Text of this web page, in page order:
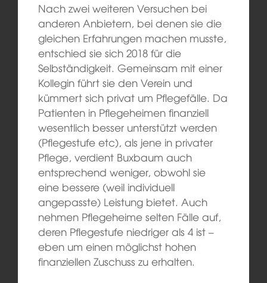
Nach zwei weiteren Versuchen bei
anderen Anbietern, bei denen sie die
gleichen Erfahrungen machen musste,
entschied sie sich 2018 für die
Selbständigkeit. Gemeinsam mit einer
Kollegin führt sie den Verein und
kümmert sich privat um Pflegefälle. Da
Patienten in Pflegeheimen finanziell
wesentlich besser unterstützt werden
(Pflegestufe etc), als jene in privater
Pflege, verdient Buxbaum auch
entsprechend weniger, obwohl sie
eine bessere (weil individuell
angepasste) Leistung bietet. Auch
nehmen Pflegeheime selten Fälle auf,
deren Pflegestufe niedriger als 4 ist –
eben um einen möglichst hohen
finanziellen Zuschuss zu erhalten.